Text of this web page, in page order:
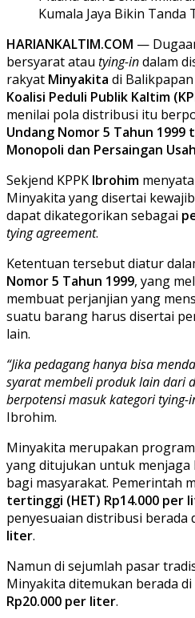
HARIANKALTIM.COM —
bersyarat atau tying-indalam
rakyat Minyakita di
Koalisi Peduli Publik Kaltim
menilai pola distribusi itu
Undang Nomor 5 Tahun
Monopoli dan Persaingan
Sekjend KPPK Ibrohim
Minyakita yang disertai
dapat dikategorikan sebagai
tying agreement.
Ketentuan tersebut diatur
Nomor 5 Tahun 1999, yang
membuat perjanjian yang
suatu barang harus disertai
lain.
“Jika pedagang hanya bisa
syarat membeli produk lain dari
berpotensi masuk kategori tying-
Ibrohim.
Minyakita merupakan
yang ditujukan untuk
bagi masyarakat. Pemerintah
tertinggi (HET) Rp14.000 per
penyesuaian distribusi berada
liter.
Namun di sejumlah pasar
Minyakita ditemukan berada
Rp20.000 per liter.